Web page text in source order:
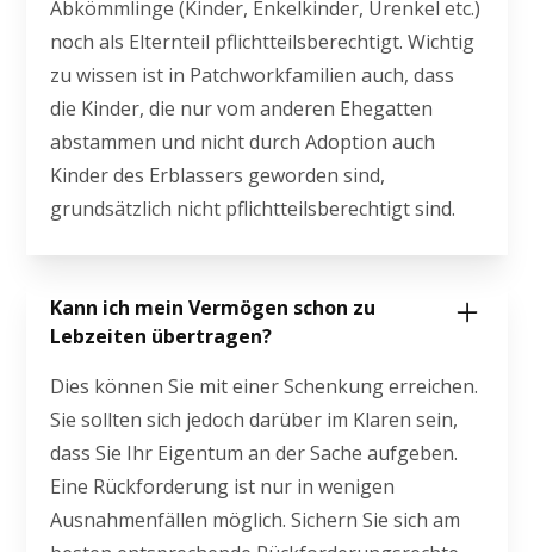
Abkömmlinge (Kinder, Enkelkinder, Urenkel etc.)
noch als Elternteil pflichtteilsberechtigt. Wichtig
zu wissen ist in Patchworkfamilien auch, dass
die Kinder, die nur vom anderen Ehegatten
abstammen und nicht durch Adoption auch
Kinder des Erblassers geworden sind,
grundsätzlich nicht pflichtteilsberechtigt sind.
Kann ich mein Vermögen schon zu
Lebzeiten übertragen?
Dies können Sie mit einer Schenkung erreichen.
Sie sollten sich jedoch darüber im Klaren sein,
dass Sie Ihr Eigentum an der Sache aufgeben.
Eine Rückforderung ist nur in wenigen
Ausnahmenfällen möglich. Sichern Sie sich am